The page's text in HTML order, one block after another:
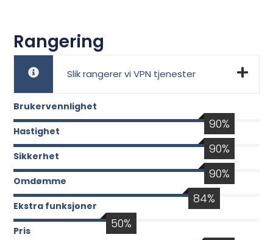
Rangering
Slik rangerer vi VPN tjenester
Brukervennlighet
90%
Hastighet
90%
Sikkerhet
90%
Omdømme
84%
Ekstra funksjoner
50%
Pris